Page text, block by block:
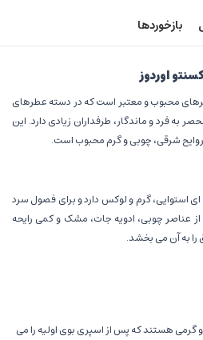
بازخوردها
اوردوز
محبوب و معتبر است که در دسته عطرهای
به فرد و ماندگار، طرفداران زیادی دارد. این
شرقی، چوبی و گرم محبوب است.
ای استوایی، گرم و لوکس دارد و برای فصول سرد
عناصر چوبی، ادویه جات، مشک و کمی رایحه
به آن می بخشد.
گرمی هستند که پس از اسپری بوی اولیه را می